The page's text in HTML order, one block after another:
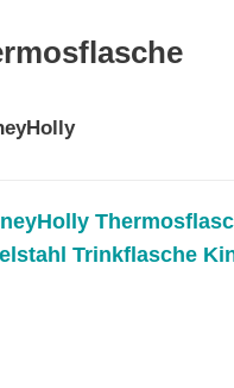
Trinkflasche